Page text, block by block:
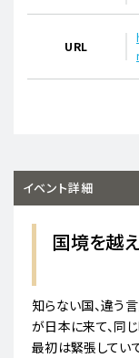
URL
イベント詳細
国境を越
知らない国、違う
が日本に来て、同
最初は緊張してい